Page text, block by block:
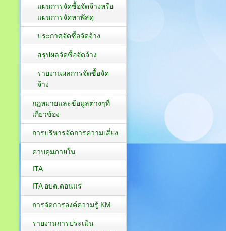
แผนการจัดซื้อจัดจ้างหรือ
แผนการจัดหาพัสดุ
ประกาศจัดซื้อจัดจ้าง
สรุปผลจัดซื้อจัดจ้าง
รายงานผลการจัดซื้อจัด
จ้าง
กฎหมายและข้อมูลต่างๆที่
เกี่ยวข้อง
การบริหารจัดการความเสี่ยง
ควบคุมภายใน
ITA
ITA อบต.ดอนแร่
การจัดการองค์ความรู้ KM
รายงานการประเมิน